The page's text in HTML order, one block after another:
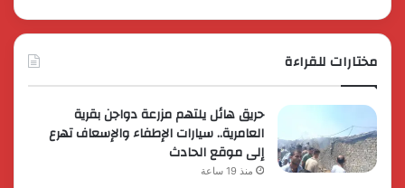
مختارات للقراءة
حريق هائل يلتهم مزرعة دواجن بقرية
العامرية.. سيارات الإطفاء والإسعاف تهرع
إلى موقع الحادث
منذ 19 ساعة